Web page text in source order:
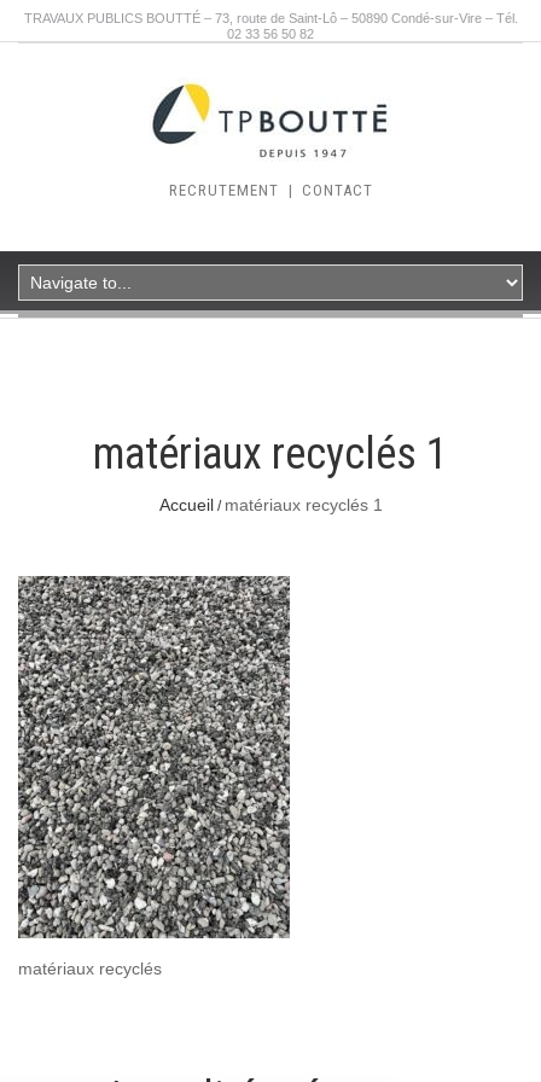
TRAVAUX PUBLICS BOUTTÉ – 73, route de Saint-Lô – 50890 Condé-sur-Vire – Tél.
02 33 56 50 82
RECRUTEMENT | CONTACT
matériaux recyclés 1
Accueil matériaux recyclés 1
matériaux recyclés